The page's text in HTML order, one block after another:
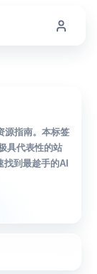
源指南。本标签
具代表性的站
到最趁手的AI